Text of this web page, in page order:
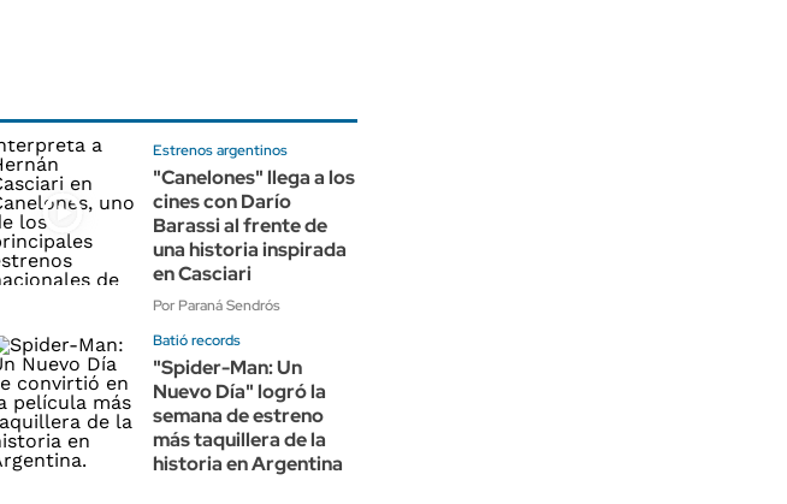
Estrenos argentinos
"Canelones" llega a los
cines con Darío
Barassi al frente de
una historia inspirada
en Casciari
Por Paraná Sendrós
Batió records
"Spider-Man: Un
Nuevo Día" logró la
semana de estreno
más taquillera de la
historia en Argentina